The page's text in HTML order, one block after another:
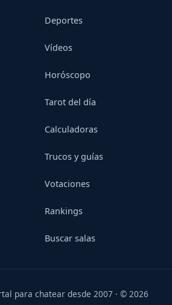
Deportes
Vídeos
Horóscopo
Tarot del día
Calculadoras
Trucos y guías
Votaciones
Rankings
Buscar salas
para chatear desde 2007 · © 2026